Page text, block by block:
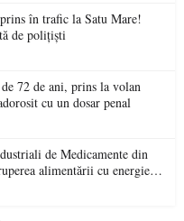
în trafic la Satu Mare!
de polițiști
72 de ani, prins la volan
cu un dosar penal
de Medicamente din
alimentării cu energie
va pune în pericol